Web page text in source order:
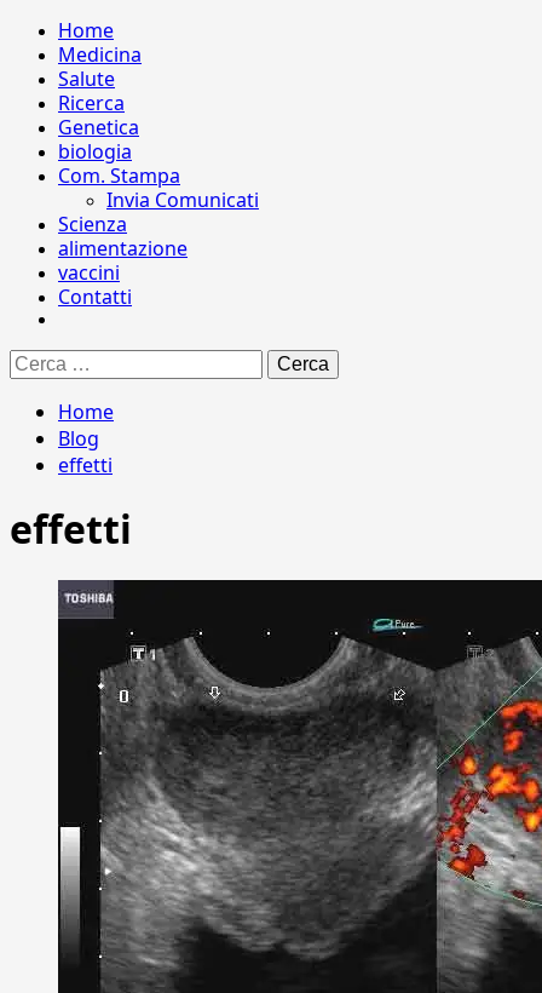
Home
Medicina
Salute
Ricerca
Genetica
biologia
Com. Stampa
Invia Comunicati
Scienza
alimentazione
vaccini
Contatti
Ricerca
per:
Home
Blog
effetti
effetti